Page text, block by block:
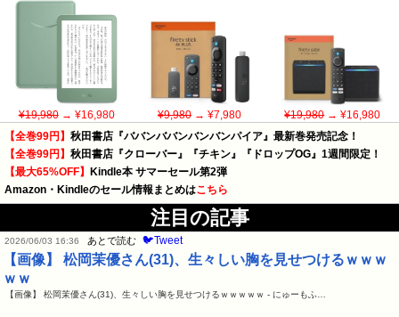
¥19,980→ ¥16,980 ¥9,980→ ¥7,980 ¥19,980→ ¥16,980
【全巻99円】 秋田書店『ババンババンバンバンパイア』最新巻発売記念！
【全巻99円】 秋田書店『クローバー』『チキン』『ドロップOG』1週間限定！
【最大65%OFF】
Kindle本 サマーセール第2弾
Amazon・Kindleのセール情報まとめはこちら
注目の記事
2026/06/03 16:36 あとで読む 🐦Tweet
【画像】 松岡茉優さん(31)、生々しい胸を見せつけるｗｗｗ
ｗｗ
【画像】 松岡茉優さん(31)、生々しい胸を見せつけるｗｗｗｗｗ - にゅーもふ…